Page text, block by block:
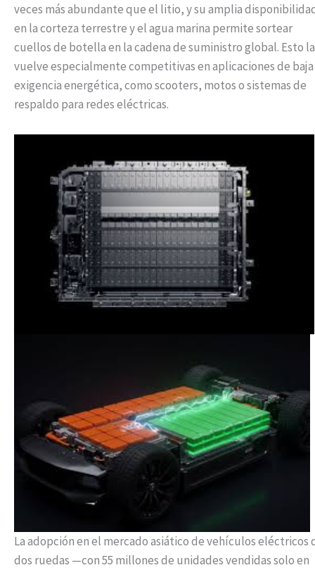
veces más abundante que el litio, y su amplia
en la corteza terrestre y el agua marina permite sortear
cuellos de botella en la cadena de suministro global. Esto
vuelve especialmente competitivas en aplicaciones de baja
exigencia energética, como scooters, motos o sistemas de
respaldo para redes eléctricas.
La adopción en el mercado asiático de vehículos eléctricos
dos ruedas —con 55 millones de unidades vendidas solo en